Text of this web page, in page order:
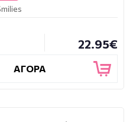
22.95€
ΑΓΟΡΑ